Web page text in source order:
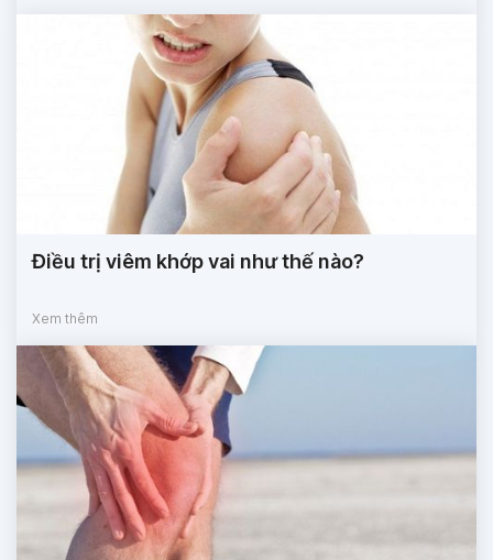
Điều trị viêm khớp vai như thế nào?
Xem thêm